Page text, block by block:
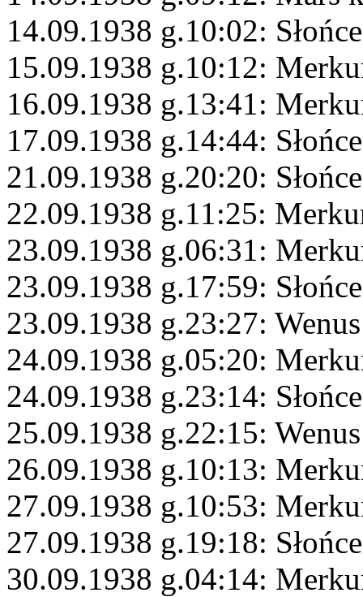
14.09.1938 g.10:02:
15.09.1938 g.10:12:
16.09.1938 g.13:41:
17.09.1938 g.14:44:
21.09.1938 g.20:20:
22.09.1938 g.11:25:
23.09.1938 g.06:31:
23.09.1938 g.17:59:
23.09.1938 g.23:27:
24.09.1938 g.05:20:
24.09.1938 g.23:14:
25.09.1938 g.22:15:
26.09.1938 g.10:13:
27.09.1938 g.10:53:
27.09.1938 g.19:18:
30.09.1938 g.04:14: